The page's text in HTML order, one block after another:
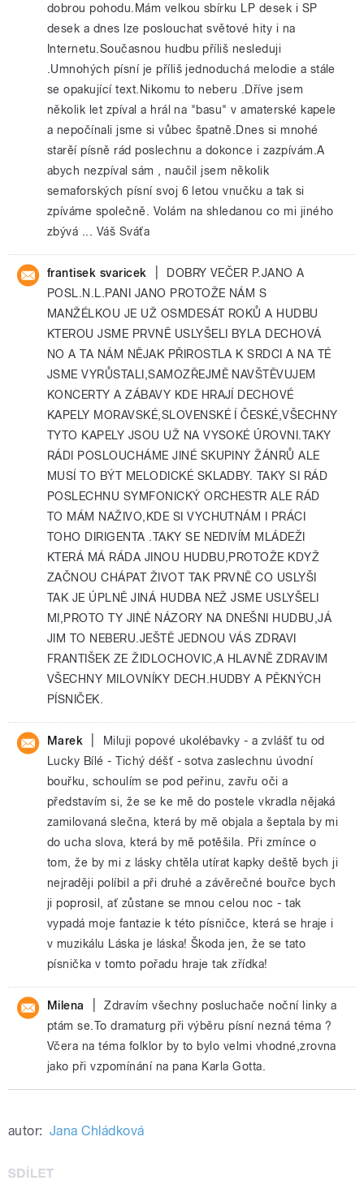
dobrou pohodu.Mám velkou sbírku LP desek i SP
desek a dnes lze poslouchat světové hity i na
Internetu.Současnou hudbu příliš nesleduji
.Umnohých písní je příliš jednoduchá melodie a stále
se opakující text.Nikomu to neberu .Dříve jsem
několik let zpíval a hrál na "basu" v amaterské kapele
a nepočínali jsme si vůbec špatně.Dnes si mnohé
starěí písně rád poslechnu a dokonce i zazpívám.A
abych nezpíval sám , naučil jsem několik
semaforských písní svoj 6 letou vnučku a tak si
zpíváme společně. Volám na shledanou co mi jiného
zbývá ... Váš Sváťa
frantisek svaricek
DOBRY VEČER P.JANO A
POSL.N.L.PANI JANO PROTOŽE NÁM S
MANŽÉLKOU JE UŽ OSMDESÁT ROKŮ A HUDBU
KTEROU JSME PRVNĚ USLYŠELI BYLA DECHOVÁ
NO A TA NÁM NĚJAK PŘIROSTLA K SRDCI A NA TÉ
JSME VYRŮSTALI,SAMOZŘEJMĚ NAVŠTĚVUJEM
KONCERTY A ZÁBAVY KDE HRAJÍ DECHOVÉ
KAPELY MORAVSKÉ,SLOVENSKÉ Í ČESKÉ,VŠECHNY
TYTO KAPELY JSOU UŽ NA VYSOKÉ ÚROVNI.TAKY
RÁDI POSLOUCHÁME JINÉ SKUPINY ŽÁNRŮ ALE
MUSÍ TO BÝT MELODICKÉ SKLADBY. TAKY SI RÁD
POSLECHNU SYMFONICKÝ ORCHESTR ALE RÁD
TO MÁM NAŽIVO,KDE SI VYCHUTNÁM I PRÁCI
TOHO DIRIGENTA .TAKY SE NEDIVÍM MLÁDEŽI
KTERÁ MÁ RÁDA JINOU HUDBU,PROTOŽE KDYŽ
ZAČNOU CHÁPAT ŽIVOT TAK PRVNĚ CO USLYŠI
TAK JE ÚPLNĚ JINÁ HUDBA NEŽ JSME USLYŠELI
MI,PROTO TY JINÉ NÁZORY NA DNEŠNI HUDBU,JÁ
JIM TO NEBERU.JEŠTĚ JEDNOU VÁS ZDRAVI
FRANTIŠEK ZE ŽIDLOCHOVIC,A HLAVNĚ ZDRAVIM
VŠECHNY MILOVNÍKY DECH.HUDBY A PĚKNÝCH
PÍSNIČEK.
Marek
Miluji popové ukolébavky - a zvlášť tu od
Lucky Bílé - Tichý déšť - sotva zaslechnu úvodní
bouřku, schoulím se pod peřinu, zavřu oči a
představím si, že se ke mě do postele vkradla nějaká
zamilovaná slečna, která by mě objala a šeptala by mi
do ucha slova, která by mě potěšila. Při zmínce o
tom, že by mi z lásky chtěla utírat kapky deště bych ji
nejraději políbil a při druhé a závěrečné bouřce bych
ji poprosil, ať zůstane se mnou celou noc - tak
vypadá moje fantazie k této písničce, která se hraje i
v muzikálu Láska je láska! Škoda jen, že se tato
písnička v tomto pořadu hraje tak zřídka!
Milena
Zdravím všechny posluchače noční linky a
ptám se.To dramaturg při výběru písní nezná téma ?
Včera na téma folklor by to bylo velmi vhodné,zrovna
jako při vzpomínání na pana Karla Gotta.
autor: Jana Chládková